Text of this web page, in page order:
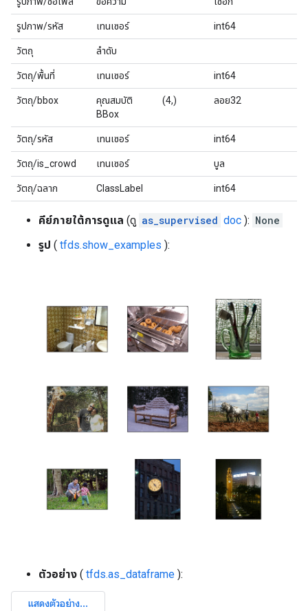
รูปภาพ/รหัส เทนเซอร์ int64
วัตถุ ลำดับ
วัตถุ/พื้นที่ เทนเซอร์ int64
วัตถุ/bbox
คุณสมบัติ
BBox
(4,) ลอย32
วัตถุ/รหัส เทนเซอร์ int64
วัตถุ/is_crowd เทนเซอร์ บูล
วัตถุ/ฉลาก ClassLabel int64
คีย์ภายใต้การดูแล (ดู as_supervised doc ): None
รูป ( tfds.show_examples ):
ตัวอย่าง ( tfds.as_dataframe ):